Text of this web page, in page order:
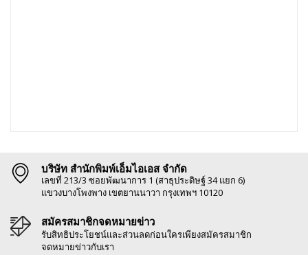
บริษัท สำนักพิมพ์เอ็มไอเอส จำกัด
เลขที่ 213/3 ซอยพัฒนาการ 1 (สาธุประดิษฐ์ 34 แยก 6)
แขวงบางโพงพาง เขตยานนาวา กรุงเทพฯ 10120
สมัครสมาชิกจดหมายข่าว
รับสิทธิประโยชน์และส่วนลดก่อนใครเพียงสมัครสมาชิก
จดหมายข่าวกับเรา